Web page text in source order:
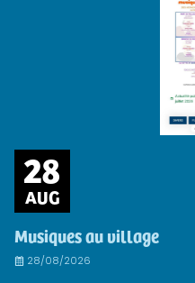
28
AUG
Musiques au village
28/08/2026